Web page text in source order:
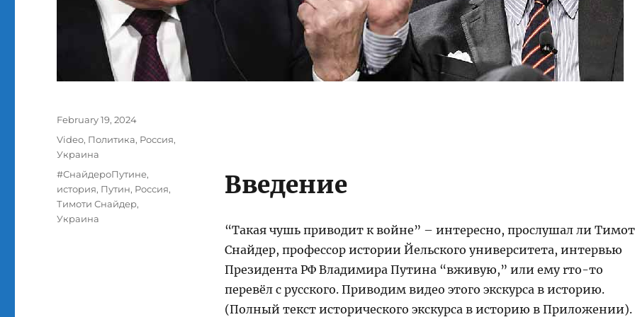
Введение
“Такая чушь приводит к войне” – интересно, прослушал ли
Снайдер, профессор истории Йельского университета, интервью
Президента РФ Владимира Путина “вживую,” или ему rто-то
перевёл с русского. Приводим видео этого экскурса в историю.
(Полный текст исторического экскурса в историю в Приложении).
Posted
on
February 19, 2024
Categories
Video, Политика, Россия,
Украина
Tags
#СнайдероПутине,
история, Путин, Россия,
Тимоти Снайдер,
Украина